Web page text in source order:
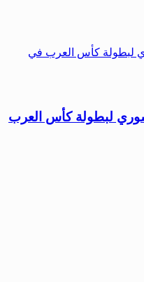
لبطولة كأس العرب